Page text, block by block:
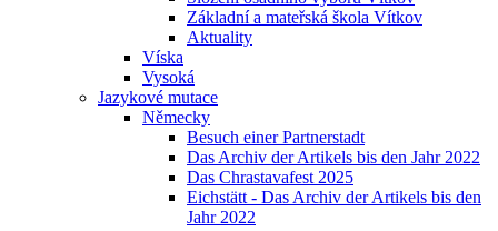
Základní a mateřská škola Vítkov
Aktuality
Víska
Vysoká
Jazykové mutace
Německy
Besuch einer Partnerstadt
Das Archiv der Artikels bis den Jahr 2022
Das Chrastavafest 2025
Eichstätt - Das Archiv der Artikels bis den
Jahr 2022